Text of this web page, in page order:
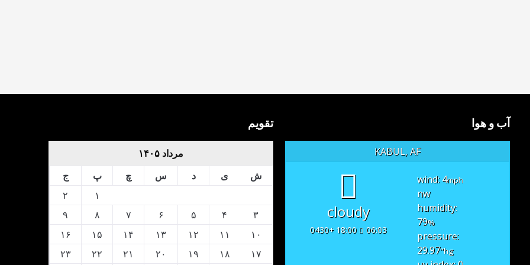
آب و هوا
KABUL, AF
cloudy
06:03
18:00 +0430
wind: 4mph
nw
humidity:
79%
pressure:
29.97"hg
تقویم
مرداد ۱۴۰۵
ش
ی د س چ پ
ج
۱
۲
۳
۴ ۵ ۶ ۷ ۸
۹
۱۰
۱۱ ۱۲ ۱۳ ۱۴ ۱۵
۱۶
۱۷
۱۸ ۱۹ ۲۰ ۲۱ ۲۲ ۲۳